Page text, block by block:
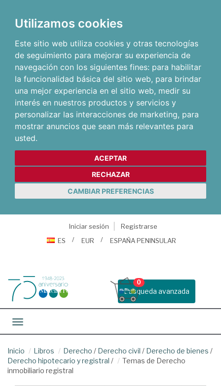
Utilizamos cookies
Este sitio web utiliza cookies y otras tecnologías
de seguimiento para mejorar su experiencia de
navegación con los siguientes fines: para habilitar
la funcionalidad básica del sitio web, para brindar
una mejor experiencia en el sitio web, medir su
interés en nuestros productos y servicios y
personalizar las interacciones de marketing, para
mostrar anuncios que sean más relevantes para
usted.
ACEPTAR
RECHAZAR
CAMBIAR PREFERENCIAS
Iniciar sesión
Registrarse
ES
EUR ESPAÑA PENINSULAR
Busqueda avanzada
0
Toggle navigation
Inicio Libros Derecho / Derecho civil / Derecho de bienes /
Derecho hipotecario y registral /
Temas de Derecho
inmobiliario registral